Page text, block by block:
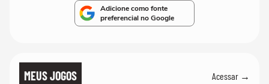
Adicione como fonte
preferencial no Google
MEUS JOGOS Acessar →